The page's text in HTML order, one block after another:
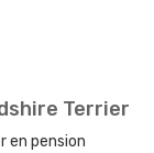
Terrier
en pension